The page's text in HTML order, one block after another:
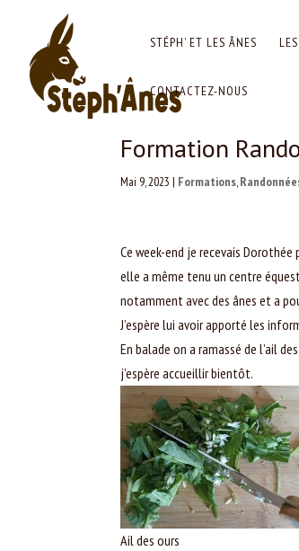
STÉPH’ ET LES ÂNES
CONTACTEZ-NOUS
Formation
Mai 9, 2023 | Formations,
Ce week-end je recevais
elle a même tenu un centre
notamment avec des ânes et a
J’espère lui avoir apporté les
En balade on a ramassé de l’ail
j’espère accueillir bientôt.
Ail des ours